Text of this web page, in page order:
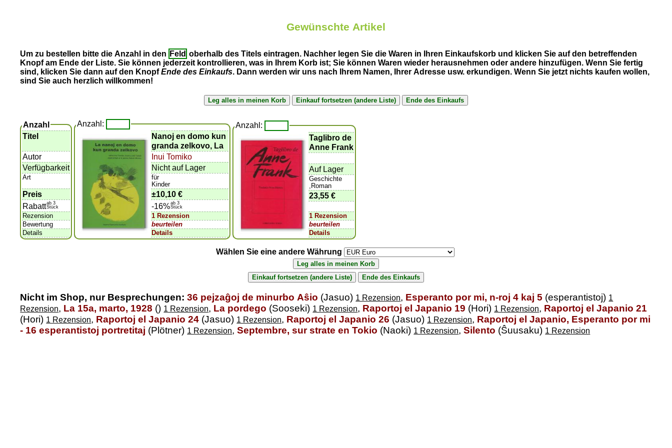
Gewünschte Artikel
Um zu bestellen bitte die Anzahl in den Feld oberhalb des Titels eintragen. Nachher legen Sie die Waren in Ihren Einkaufskorb und klicken Sie auf den betreffenden
Knopf am Ende der Liste. Sie können jederzeit kontrollieren, was in Ihrem Korb ist; Sie können Waren wieder herausnehmen oder andere hinzufügen. Wenn Sie fertig
sind, klicken Sie dann auf den KnopfEnde des Einkaufs. Dann werden wir uns nach Ihrem Namen, Ihrer Adresse usw. erkundigen. Wenn Sie jetzt nichts kaufen wollen,
sind Sie auch herzlich willkommen!
Anzahl
Titel
Autor
Verfügbarkeit
Art
Preis
Rabattab 3
Stück
Rezension
Bewertung
Details
Anzahl:
Nanoj en domo kun
granda zelkovo, La
Inui Tomiko
Nicht auf Lager
für
Kinder
±10,10 €
-16%ab 3
Stück
1 Rezension
beurteilen
Details
Anzahl:
Taglibro de
Anne Frank
Auf Lager
Geschichte
,Roman
23,55 €
1 Rezension
beurteilen
Details
Wählen Sie eine andere Währung
Nicht im Shop, nur Besprechungen:36 pejzaĝoj de minurbo Aŝio (Jasuo) 1 Rezension, Esperanto por mi, n-roj 4 kaj 5 (esperantistoj) 1
Rezension, La 15a, marto, 1928 () 1 Rezension, La pordego (Sooseki) 1 Rezension, Raportoj el Japanio 19 (Hori) 1 Rezension, Raportoj el Japanio 21
(Hori) 1 Rezension, Raportoj el Japanio 24 (Jasuo) 1 Rezension, Raportoj el Japanio 26 (Jasuo) 1 Rezension, Raportoj el Japanio, Esperanto por mi
- 16 esperantistoj portretitaj (Plötner) 1 Rezension,Septembre, sur strate en Tokio (Naoki) 1 Rezension,Silento (Ŝuusaku) 1 Rezension